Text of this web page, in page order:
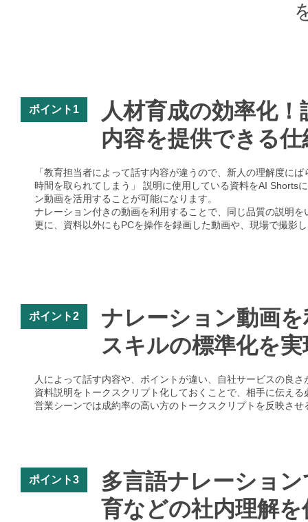
ポイント1
人材育成の効率化
内容を提供できる
「教育担当者によって話す内容が違うので、新人の理解度に
時間を取られてしまう」 説明に使用している資料をAI Shorts
ン動画を活用することが可能になります。
ナレーション付きの動画を利用することで、同じ品質の説明
更に、資料以外にもPCを操作を録画した動画や、現場で撮影
ポイント2
ナレーション動画
スキルの標準化を実
人によって話す内容や、ポイントが違い、自社サービスの良
資料説明をトークスクリプト化しておくことで、相手に伝え
営業シーンでは成約率の高い方のトークスクリプトを反映さ
ポイント3
多言語ナレーショ
育などの社内理解を